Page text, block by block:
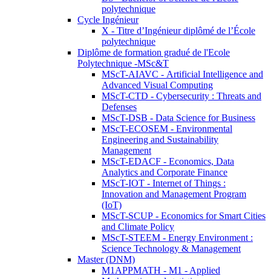
polytechnique
Cycle Ingénieur
X - Titre d’Ingénieur diplômé de l’École
polytechnique
Diplôme de formation gradué de l'Ecole
Polytechnique -MSc&T
MScT-AIAVC - Artificial Intelligence and
Advanced Visual Computing
MScT-CTD - Cybersecurity : Threats and
Defenses
MScT-DSB - Data Science for Business
MScT-ECOSEM - Environmental
Engineering and Sustainability
Management
MScT-EDACF - Economics, Data
Analytics and Corporate Finance
MScT-IOT - Internet of Things :
Innovation and Management Program
(IoT)
MScT-SCUP - Economics for Smart Cities
and Climate Policy
MScT-STEEM - Energy Environment :
Science Technology & Management
Master (DNM)
M1APPMATH - M1 - Applied